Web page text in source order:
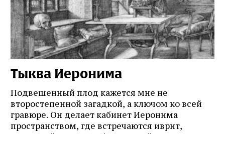
Тыква Иеронима
Подвешенный плод кажется мне не
второстепенной загадкой, а ключом ко всей
гравюре. Он делает кабинет Иеронима
пространством, где встречаются иврит,
греческий и латынь; буквальный смысл и